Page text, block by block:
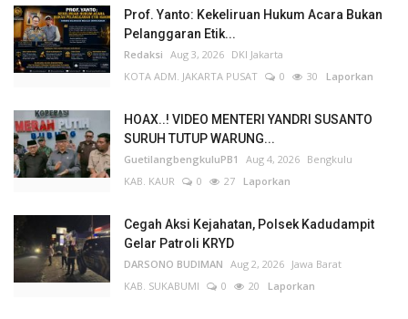
Prof. Yanto: Kekeliruan Hukum Acara Bukan
Pelanggaran Etik...
Redaksi Aug 3, 2026 DKI Jakarta
KOTA ADM. JAKARTA PUSAT
0 30 Laporkan
HOAX..! VIDEO MENTERI YANDRI SUSANTO
SURUH TUTUP WARUNG...
GuetilangbengkuluPB1 Aug 4, 2026 Bengkulu
KAB. KAUR
0 27 Laporkan
Cegah Aksi Kejahatan, Polsek Kadudampit
Gelar Patroli KRYD
DARSONO BUDIMAN Aug 2, 2026 Jawa Barat
KAB. SUKABUMI
0 20 Laporkan